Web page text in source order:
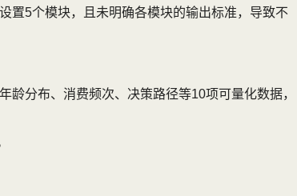
置5个模块，且未明确各模块的输出标准，导致不
分布、消费频次、决策路径等10项可量化数据，